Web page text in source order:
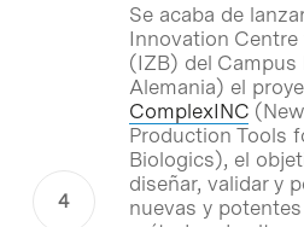
Se acaba de
Innovation
(IZB) del
Alemania) el
ComplexINC(
Production Tools
Biologics), el
diseñar, validar y
nuevas y